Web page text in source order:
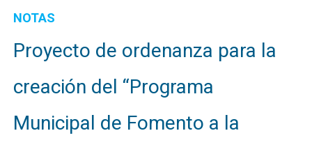
NOTAS
Proyecto de ordenanza para la
creación del “Programa
Municipal de Fomento a la